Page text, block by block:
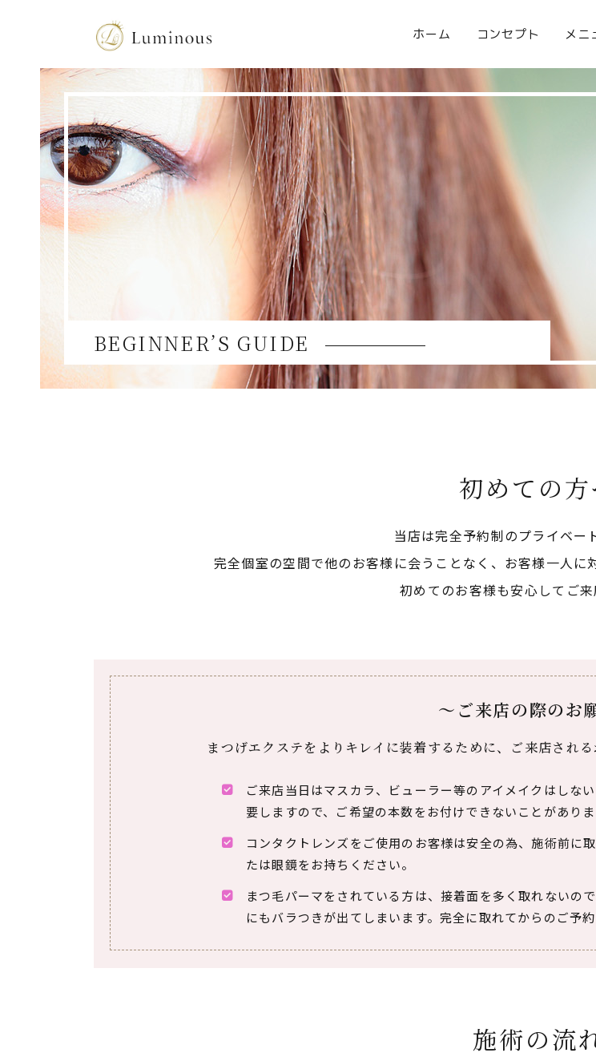
ホーム コンセプト メニ
BEGINNER’S GUIDE
初めての方
当店は完全予約制のプライベー
完全個室の空間で他のお客様に会うことなく、 お客様一人に
初めてのお客様も安心してご来
～ご来店の際のお
まつげエクステをよりキレイに装着するために、 ご来店され
ご来店当日はマスカラ、ビューラー等のアイメイクはしな
要しますので、ご希望の本数をお付けできないことがありま
コンタクトレンズをご使用のお客様は安全の為、施術前に
たは眼鏡をお持ちください。
まつ毛パーマをされている方は、接着面を多く取れないの
にもバラつきが出てしまいます。完全に取れてからのご予
施術の流